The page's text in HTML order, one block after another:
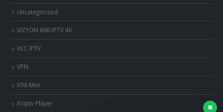
Uncategorized
VIZYON 800 IPTV 4K
VLC IPTV
VPN
X96 Mini
Xciptv Player